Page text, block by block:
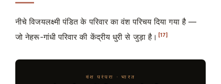
नीचे विजयलक्ष्मी पंडित के परिवार का वंश परिचय दिया गया है —
जो नेहरू-गांधी परिवार की केंद्रीय धुरी से जुड़ा है।
[17]
वंश परंपरा · भारत